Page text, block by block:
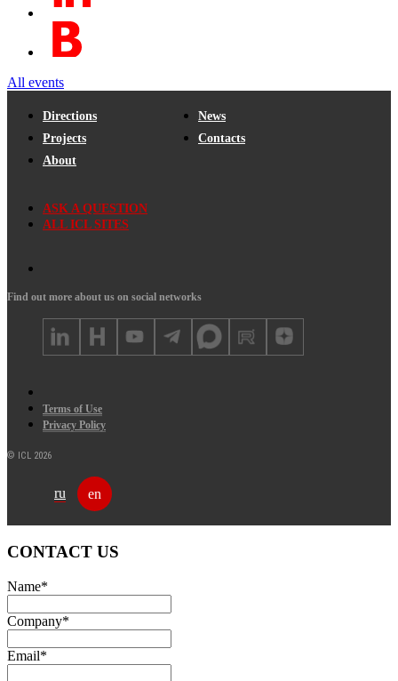
All events
Directions
Projects
About
News
Contacts
ASK A QUESTION
ALL ICL SITES
Find out more about us on social networks
Terms of Use
Privacy Policy
© ICL 2026
ru en
CONTACT US
Name*
Company*
Email*